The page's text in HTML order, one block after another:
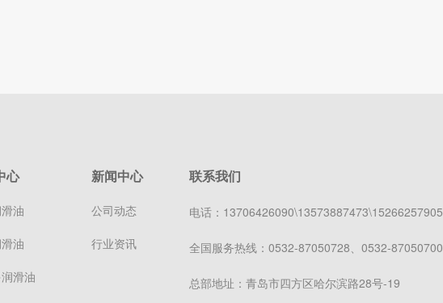
心
油
油
滑油
新闻中心
公司动态
行业资讯
联系我们
电话：13706426090\13573887473\15266257905
全国服务热线：0532-87050728、0532-87050700
总部地址：青岛市四方区哈尔滨路28号-19